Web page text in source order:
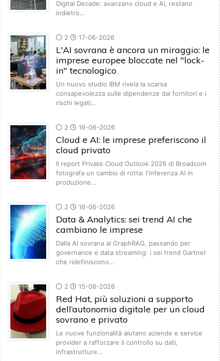
Digital Decade: avanzano cloud e AI, restano
indietro…
2 17-06-2026
L'AI sovrana è ancora un miraggio: le
imprese europee bloccate nel "lock-
in" tecnologico
Un nuovo studio IBM rivela la scarsa
consapevolezza sulle dipendenze dai fornitori e i
rischi legati…
2 16-06-2026
Cloud e AI: le imprese preferiscono il
cloud privato
Il report Private Cloud Outlook 2026 di Broadcom
fotografa un cambio di rotta: l'inferenza AI in
produzione…
2 16-06-2026
Data & Analytics: sei trend AI che
cambiano le imprese
Dalla AI sovrana al GraphRAG, passando per
governance e data streaming: i sei trend Gartner
che ridefiniscono…
2 15-06-2026
Red Hat, più soluzioni a supporto
dell’autonomia digitale per un cloud
sovrano e privato
Le nuove funzionalità aiutano aziende e service
provider a rafforzare il controllo su dati,
infrastrutture…